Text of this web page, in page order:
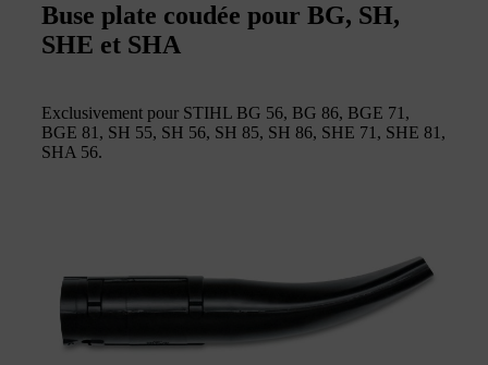
Buse plate coudée pour BG, SH,
SHE et SHA
Exclusivement pour STIHL BG 56, BG 86, BGE 71,
BGE 81, SH 55, SH 56, SH 85, SH 86, SHE 71, SHE 81,
SHA 56.